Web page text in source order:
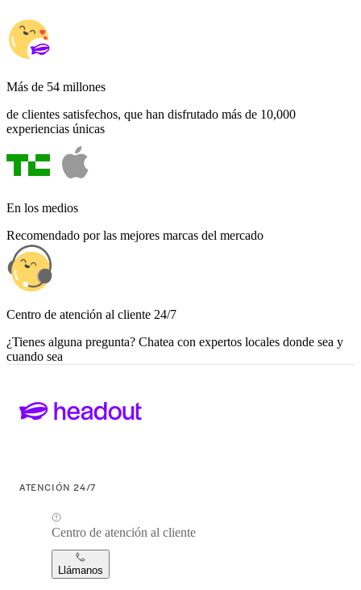
Más de 54 millones
de clientes satisfechos, que han disfrutado más de 10,000
experiencias únicas
En los medios
Recomendado por las mejores marcas del mercado
Centro de atención al cliente 24/7
¿Tienes alguna pregunta? Chatea con expertos locales donde sea y
cuando sea
ATENCIÓN 24/7
Centro de atención al cliente
Llámanos